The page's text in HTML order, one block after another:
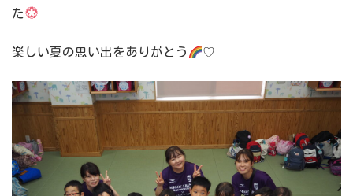
た
楽しい夏の思い出をありがとう ♡